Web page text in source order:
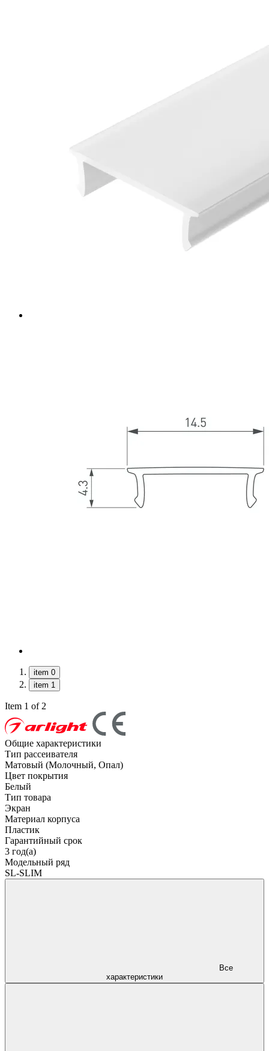
item 0
item 1
Item 1 of 2
Общие характеристики
Тип рассеивателя
Матовый (Молочный, Опал)
Цвет покрытия
Белый
Тип товара
Экран
Материал корпуса
Пластик
Гарантийный срок
3 год(а)
Модельный ряд
SL-SLIM
характеристики